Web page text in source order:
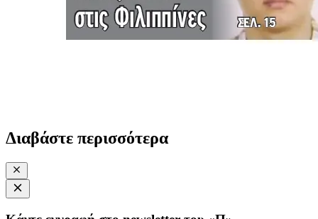
Διαβάστε περισσότερα